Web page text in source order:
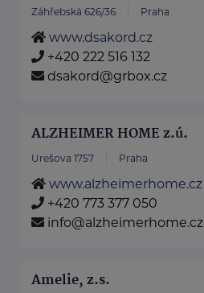
Záhřebská 626/36 Praha
www.dsakord.cz
+420 222 516 132
dsakord@grbox.cz
ALZHEIMER HOME z.ú.
Urešova 1757 Praha
www.alzheimerhome.cz
+420 773 377 050
info@alzheimerhome.cz
Amelie, z.s.